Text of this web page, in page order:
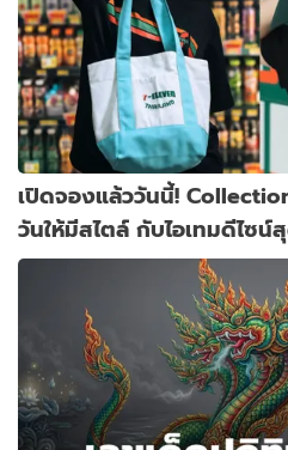
เปิดจองแล้ววันนี้!
วันให้มีสไตล์ กับไอเทมดีไซ